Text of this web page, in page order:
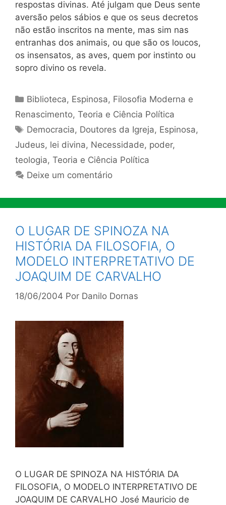
respostas divinas. Até julgam que Deus sente
aversão pelos sábios e que os seus decretos
não estão inscritos na mente, mas sim nas
entranhas dos animais, ou que são os loucos,
os insensatos, as aves, quem por instinto ou
sopro divino os revela.
Categorias
Biblioteca, Espinosa, Filosofia Moderna e
Renascimento, Teoria e Ciência Política
Tags
Democracia, Doutores da Igreja, Espinosa,
Judeus, lei divina, Necessidade, poder,
teologia, Teoria e Ciência Política
Deixe um comentário
O LUGAR DE SPINOZA NA
HISTÓRIA DA FILOSOFIA, O
MODELO INTERPRETATIVO DE
JOAQUIM DE CARVALHO
18/06/2004 Por Danilo Dornas
O LUGAR DE SPINOZA NA HISTÓRIA DA
FILOSOFIA, O MODELO INTERPRETATIVO DE
JOAQUIM DE CARVALHO José Mauricio de